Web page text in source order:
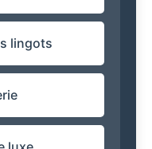
lingots